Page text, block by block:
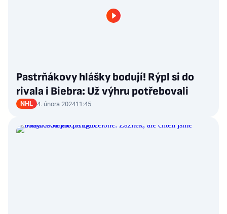
Pastrňákovy hlášky bodují! Rýpl si do
rivala i Biebra: Už výhru potřebovali
NHL 4. února 202411:45